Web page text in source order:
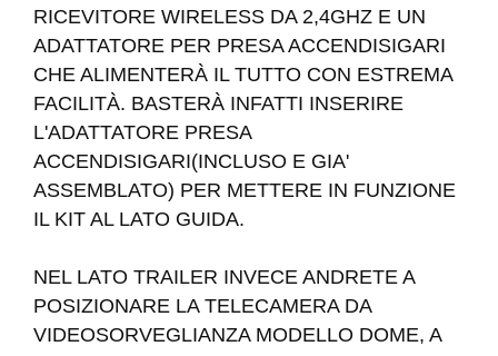
RICEVITORE WIRELESS DA 2,4GHZ E UN
ADATTATORE PER PRESA ACCENDISIGARI
CHE ALIMENTERÀ IL TUTTO CON ESTREMA
FACILITÀ. BASTERÀ INFATTI INSERIRE
L'ADATTATORE PRESA
ACCENDISIGARI(INCLUSO E GIA'
ASSEMBLATO) PER METTERE IN FUNZIONE
IL KIT AL LATO GUIDA.
NEL LATO TRAILER INVECE ANDRETE A
POSIZIONARE LA TELECAMERA DA
VIDEOSORVEGLIANZA MODELLO DOME, A